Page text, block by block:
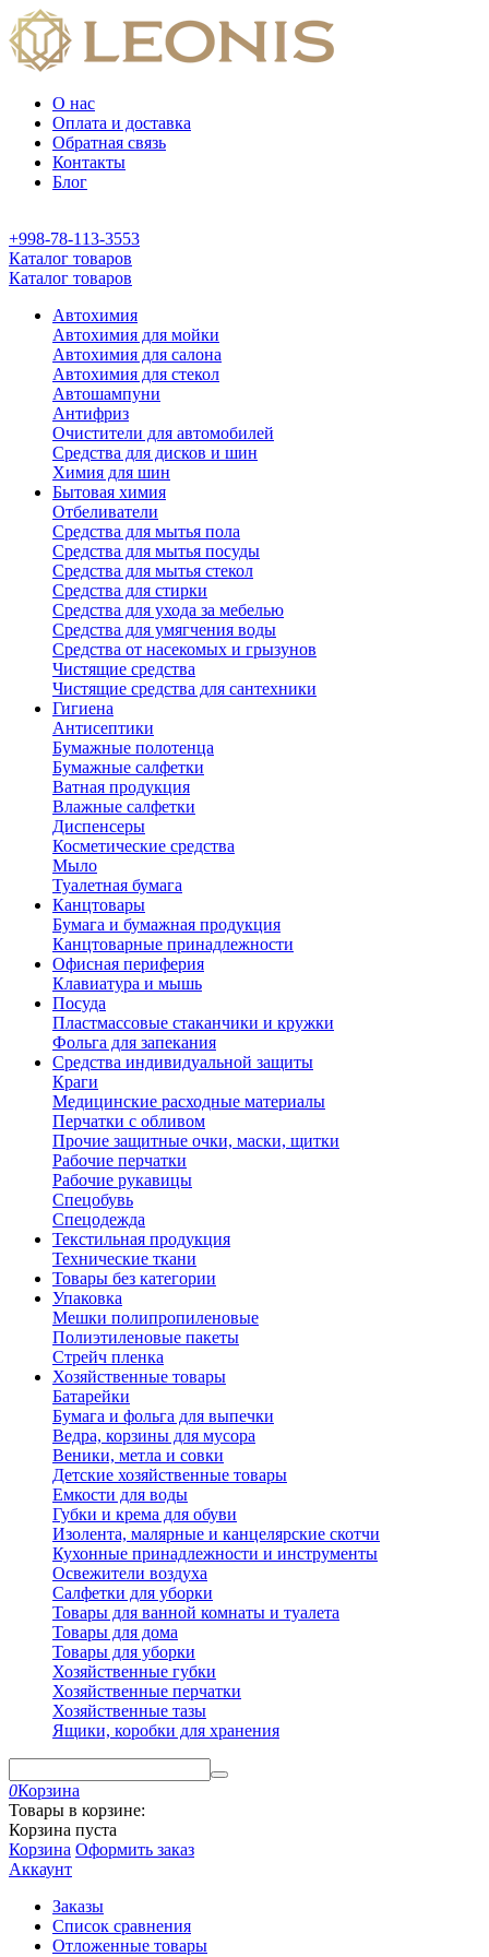
О нас
Оплата и доставка
Обратная связь
Контакты
Блог
+998-78-113-3553
Каталог товаров
Каталог товаров
Автохимия
Автохимия для мойки
Автохимия для салона
Автохимия для стекол
Автошампуни
Антифриз
Очистители для автомобилей
Средства для дисков и шин
Химия для шин
Бытовая химия
Отбеливатели
Средства для мытья пола
Средства для мытья посуды
Средства для мытья стекол
Средства для стирки
Средства для ухода за мебелью
Средства для умягчения воды
Средства от насекомых и грызунов
Чистящие средства
Чистящие средства для сантехники
Гигиена
Антисептики
Бумажные полотенца
Бумажные салфетки
Ватная продукция
Влажные салфетки
Диспенсеры
Косметические средства
Мыло
Туалетная бумага
Канцтовары
Бумага и бумажная продукция
Канцтоварные принадлежности
Офисная периферия
Клавиатура и мышь
Посуда
Пластмассовые стаканчики и кружки
Фольга для запекания
Средства индивидуальной защиты
Краги
Медицинские расходные материалы
Перчатки с обливом
Прочие защитные очки, маски, щитки
Рабочие перчатки
Рабочие рукавицы
Спецобувь
Спецодежда
Текстильная продукция
Технические ткани
Товары без категории
Упаковка
Мешки полипропиленовые
Полиэтиленовые пакеты
Стрейч пленка
Хозяйственные товары
Батарейки
Бумага и фольга для выпечки
Ведра, корзины для мусора
Веники, метла и совки
Детские хозяйственные товары
Емкости для воды
Губки и крема для обуви
Изолента, малярные и канцелярские скотчи
Кухонные принадлежности и инструменты
Освежители воздуха
Салфетки для уборки
Товары для ванной комнаты и туалета
Товары для дома
Товары для уборки
Хозяйственные губки
Хозяйственные перчатки
Хозяйственные тазы
Ящики, коробки для хранения
0Корзина
Товары в корзине:
Корзина пуста
Корзина Оформить заказ
Аккаунт
Заказы
Список сравнения
Отложенные товары